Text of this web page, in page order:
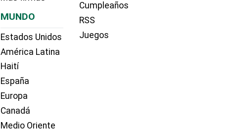
MUNDO
Estados Unidos
América Latina
Haití
España
Europa
Canadá
Medio Oriente
Cumpleaños
RSS
Juegos